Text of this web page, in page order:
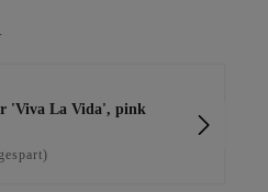
'Viva La Vida', pink